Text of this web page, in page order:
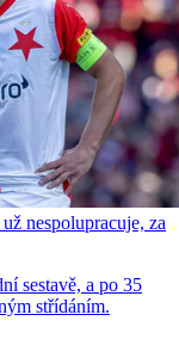
nespolupracuje, za
sestavě, a po 35
střídáním.